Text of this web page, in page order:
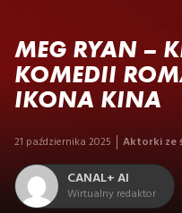
MEG RYAN –
KOMEDII
IKONA KINA
21 października 2025 Aktorki ze
CANAL+ AI
Wirtualny redaktor